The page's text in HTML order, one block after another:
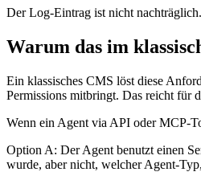
Der Log-Eintrag ist nicht
Warum das im
Ein klassisches CMS löst diese
Permissions mitbringt. Das reicht für
Wenn ein Agent via API oder MCP-
Option A: Der Agent benutzt einen
wurde, aber nicht, welcher Agent-